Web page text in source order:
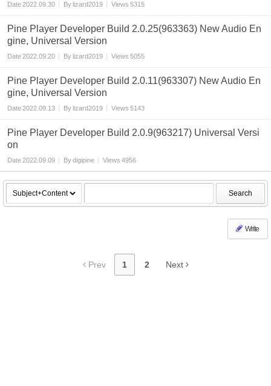
Date2022.09.30 By lizard2019 Views 5315
Pine Player Developer Build 2.0.25(963363) New Audio En
gine, Universal Version
Date2022.09.20 By lizard2019 Views 5055
Pine Player Developer Build 2.0.11(963307) New Audio En
gine, Universal Version
Date2022.09.13 By lizard2019 Views 5143
Pine Player Developer Build 2.0.9(963217) Universal Versi
on
Date2022.09.09 Bydigipine Views 4956
Search
Write
Prev 1 2 Next